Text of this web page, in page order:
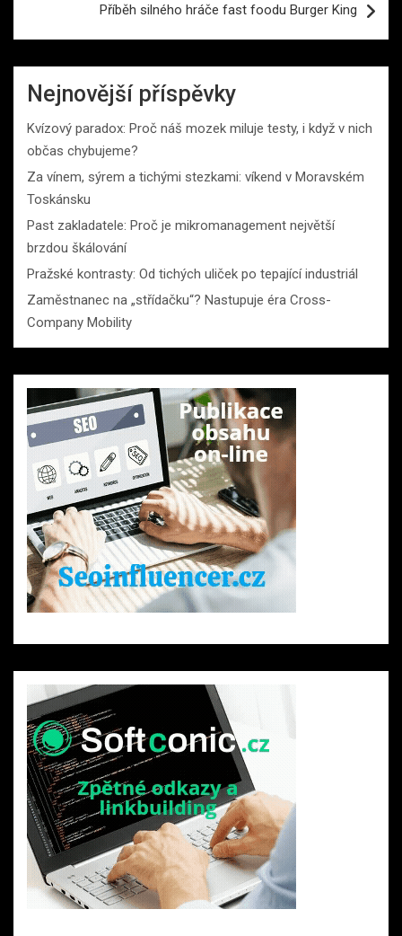
Příběh silného hráče fast foodu Burger King
Nejnovější příspěvky
Kvízový paradox: Proč náš mozek miluje testy, i když v nich
občas chybujeme?
Za vínem, sýrem a tichými stezkami: víkend v Moravském
Toskánsku
Past zakladatele: Proč je mikromanagement největší
brzdou škálování
Pražské kontrasty: Od tichých uliček po tepající industriál
Zaměstnanec na „střídačku“? Nastupuje éra Cross-
Company Mobility